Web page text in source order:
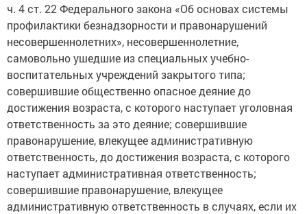
ч. 4 ст. 22 Федерального закона «Об основах системы
профилактики безнадзорности и правонарушений
несовершеннолетних», несовершеннолетние,
самовольно ушедшие из специальных учебно-
воспитательных учреждений закрытого типа;
совершившие общественно опасное деяние до
достижения возраста, с которого наступает уголовная
ответственность за это деяние; совершившие
правонарушение, влекущее административную
ответственность, до достижения возраста, с которого
наступает административная ответственность;
совершившие правонарушение, влекущее
административную ответственность в случаях, если их